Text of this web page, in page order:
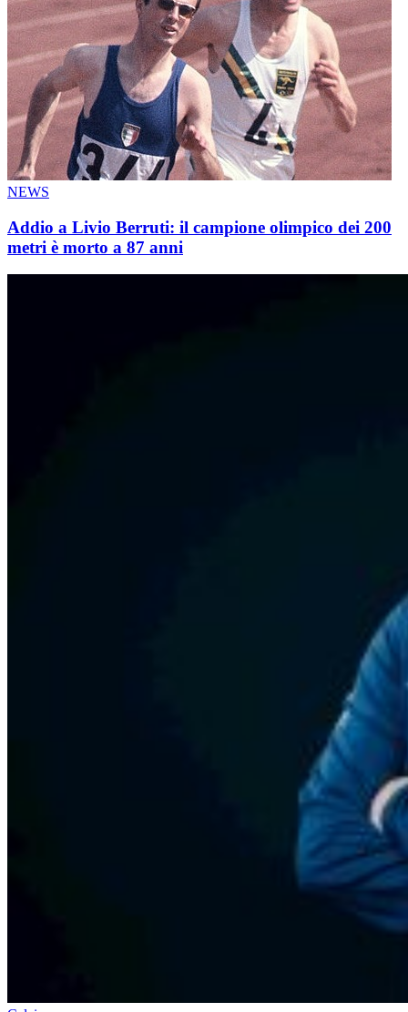
NEWS
Addio a Livio Berruti: il campione olimpico dei 200
metri è morto a 87 anni